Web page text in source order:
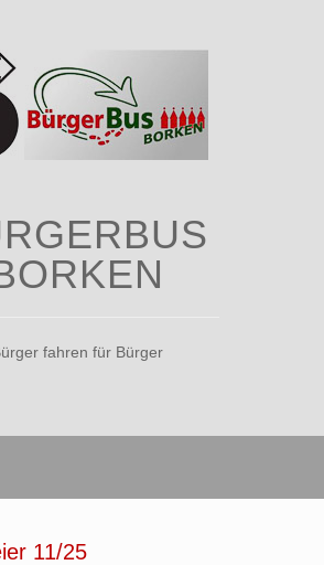
fahren für Bürger
11/25